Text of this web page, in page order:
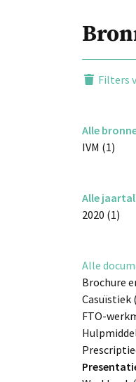
Filters
Alle
IVM (1)
Alle
2020 (1)
Alle
Brochure
Casuïstiek
FTO-